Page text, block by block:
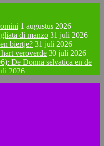
1 augustus 2026
di manzo 31 juli 2026
biertje? 31 juli 2026
veroverde 30 juli 2026
De Donna selvatica en de
2026